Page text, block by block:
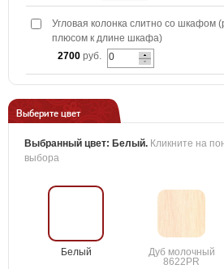
Угловая колонка слитно со шкафом
плюсом к длине шкафа)
2700 руб.
Выберите цвет
Выбранный цвет: Белый. Кликните на
выбора
Белый
Дуб молочный
8622PR